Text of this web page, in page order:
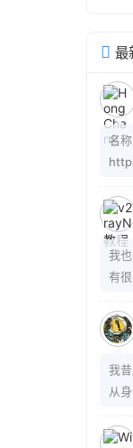
最
名
aw/
答
我
有
我
从